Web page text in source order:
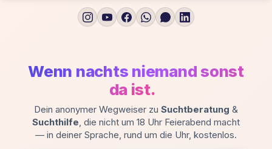
Anonyme
Suchthilfe
online
Wenn nachts niemand sonst
da ist.
Dein anonymer Wegweiser zu Suchtberatung &
Suchthilfe, die nicht um 18 Uhr Feierabend macht
— in deiner Sprache, rund um die Uhr, kostenlos.